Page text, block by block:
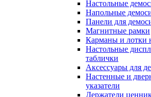
Настольные
Напольные
Панели для
Магнитные рамки
Карманы и лотки
Настольные
таблички
Аксессуары для
Настенные и
указатели
Держатели